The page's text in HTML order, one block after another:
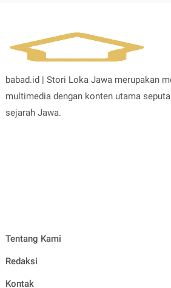
babad.id | Stori Loka Jawa merupakan
multimedia dengan konten utama
sejarah Jawa.
Tentang Kami
Redaksi
Kontak